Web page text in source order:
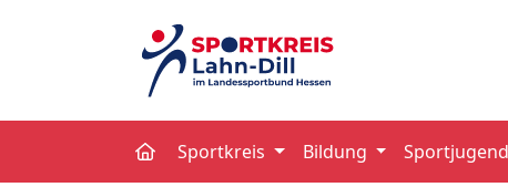
Sportkreis Bildung Sportjugend